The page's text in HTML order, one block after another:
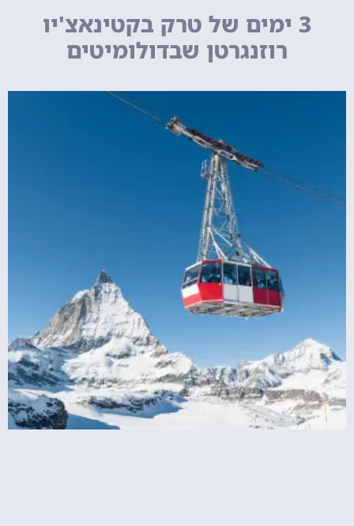
3 ימים של טרק בקטינאצ'יו
רוזנגרטן שבדולומיטים